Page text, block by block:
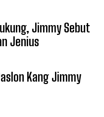
Jimmy Sebut
Jenius
Kang Jimmy